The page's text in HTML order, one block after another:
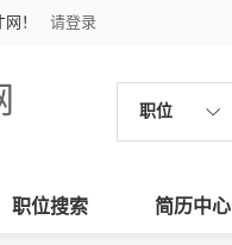
！ 请登录
职位
职位搜索 简历中心